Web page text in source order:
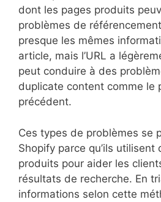
dont les pages produits
problèmes de
presque les mêmes
article, mais l’URL a
peut conduire à des
duplicate content comme le
précédent.
Ces types de problèmes se
Shopify parce qu’ils utilisent
produits pour aider les
résultats de recherche. En
informations selon cette